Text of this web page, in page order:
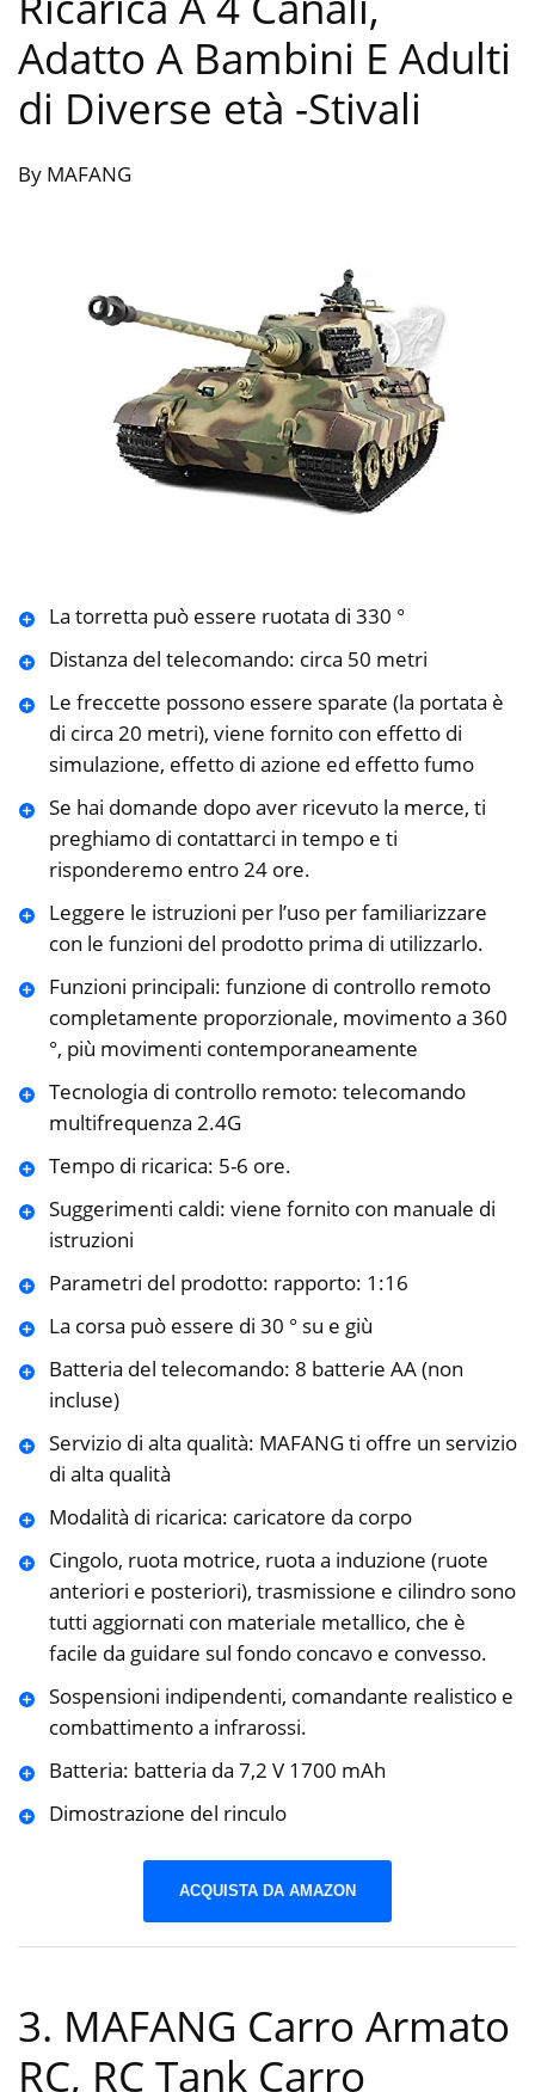
Adatto A Bambini E Adulti
di Diverse età -Stivali
By MAFANG
La torretta può essere ruotata di 330 °
Distanza del telecomando: circa 50 metri
Le freccette possono essere sparate (la portata è
di circa 20 metri), viene fornito con effetto di
simulazione, effetto di azione ed effetto fumo
Se hai domande dopo aver ricevuto la merce, ti
preghiamo di contattarci in tempo e ti
risponderemo entro 24 ore.
Leggere le istruzioni per l’uso per familiarizzare
con le funzioni del prodotto prima di utilizzarlo.
Funzioni principali: funzione di controllo remoto
completamente proporzionale, movimento a 360
°, più movimenti contemporaneamente
Tecnologia di controllo remoto: telecomando
multifrequenza 2.4G
Tempo di ricarica: 5-6 ore.
Suggerimenti caldi: viene fornito con manuale di
istruzioni
Parametri del prodotto: rapporto: 1:16
La corsa può essere di 30 ° su e giù
Batteria del telecomando: 8 batterie AA (non
incluse)
Servizio di alta qualità: MAFANG ti offre un servizio
di alta qualità
Modalità di ricarica: caricatore da corpo
Cingolo, ruota motrice, ruota a induzione (ruote
anteriori e posteriori), trasmissione e cilindro sono
tutti aggiornati con materiale metallico, che è
facile da guidare sul fondo concavo e convesso.
Sospensioni indipendenti, comandante realistico e
combattimento a infrarossi.
Batteria: batteria da 7,2 V 1700 mAh
Dimostrazione del rinculo
ACQUISTA DA AMAZON
3. MAFANG Carro Armato
RC, RC Tank Carro